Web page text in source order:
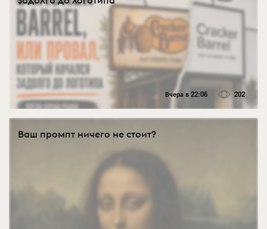
Вчера в 22:06 202
Ваш промпт ничего не стоит?